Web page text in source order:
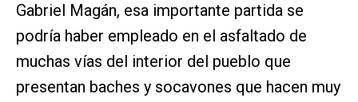
Gabriel Magán, esa importante partida se
podría haber empleado en el asfaltado de
muchas vías del interior del pueblo que
presentan baches y socavones que hacen muy